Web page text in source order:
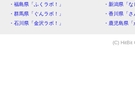
・福島県「ふくラボ！」
・新潟県「
・群馬県「ぐんラボ！」
・香川県「
・石川県「金沢ラボ！」
・鹿児島県
(C) HitBit